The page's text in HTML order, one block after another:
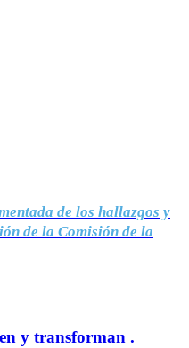
de los hallazgos y
de la Comisión de la
y transforman .